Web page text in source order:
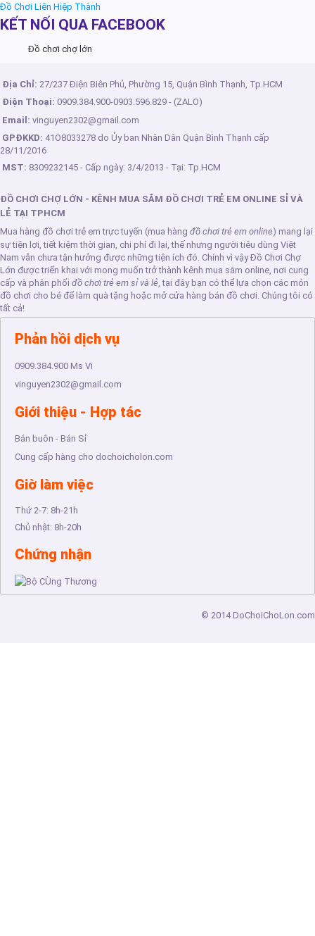
Đồ Chơi Liên Hiệp Thành
KẾT NỐI QUA FACEBOOK
Đồ chơi chợ lớn
Địa Chỉ: 27/237 Điện Biên Phủ, Phường 15, Quận Bình Thạnh, Tp.HCM
Điện Thoại: 0909.384.900-0903.596.829 - (ZALO)
Email: vinguyen2302@gmail.com
GPĐKKD: 41O8033278 do Ủy ban Nhân Dân Quận Bình Thạnh cấp
28/11/2016
MST: 8309232145 - Cấp ngày: 3/4/2013 - Tại: Tp.HCM
ĐỒ CHƠI CHỢ LỚN - KÊNH MUA SẮM ĐỒ CHƠI TRẺ EM ONLINE SỈ VÀ
LẺ TẠI TPHCM
Mua hàng đồ chơi trẻ em trực tuyến (mua hàng đồ chơi trẻ em online) mang lại
sự tiện lợi, tiết kiệm thời gian, chi phí đi lại, thế nhưng người tiêu dùng Việt
Nam vẫn chưa tận hưởng được những tiện ích đó. Chính vì vậy Đồ Chơi Chợ
Lớn được triển khai với mong muốn trở thành kênh mua sắm online, nơi cung
cấp và phân phối đồ chơi trẻ em sỉ và lẻ , tại đây bạn có thể lựa chọn các món
đồ chơi cho bé để làm quà tặng hoặc mở cửa hàng bán đồ chơi. Chúng tôi có
tất cả!
Phản hồi dịch vụ
0909.384.900 Ms Vi
vinguyen2302@gmail.com
Giới thiệu - Hợp tác
Bán buôn - Bán Sỉ
Cung cấp hàng cho dochoicholon.com
Giờ làm việc
Thứ 2-7: 8h-21h
Chủ nhật: 8h-20h
Chứng nhận
© 2014 DoChoiChoLon.com